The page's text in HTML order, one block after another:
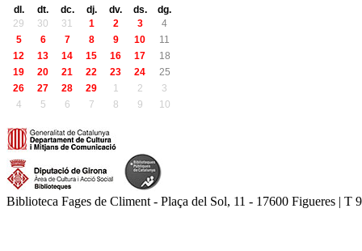
dl.
dt. dc. dj. dv. ds.
dg.
29
30 31 1 2 3
4
5
6 7 8 9 10
11
12
13 14 15 16 17
18
19
20 21 22 23 24
25
26
27 28 29 1 2
3
4
5 6 7 8 9 10
Biblioteca Fages de Climent - Plaça del Sol, 11 - 17600 Figueres |